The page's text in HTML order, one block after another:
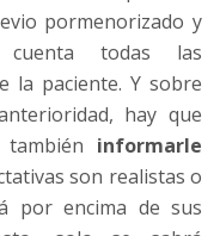
pormenorizado y
cuenta todas las
la paciente. Y sobre
hay que
informarle
son realistas o
por encima de sus